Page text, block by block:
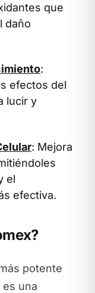
que
daño
:
efectos del
lucir y
: Mejora
el
efectiva.
potente
una